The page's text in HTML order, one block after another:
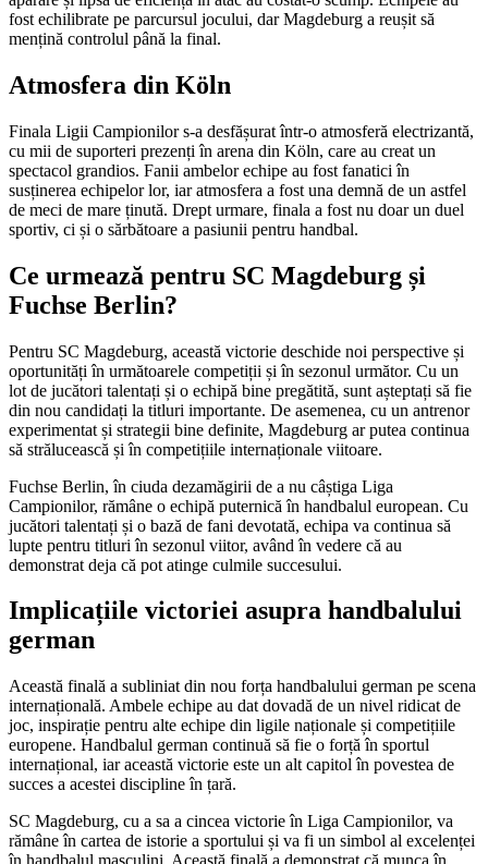
fost echilibrate pe parcursul jocului, dar Magdeburg a reușit să
mențină controlul până la final.
Atmosfera din Köln
Finala Ligii Campionilor s-a desfășurat într-o atmosferă electrizantă,
cu mii de suporteri prezenți în arena din Köln, care au creat un
spectacol grandios. Fanii ambelor echipe au fost fanatici în
susținerea echipelor lor, iar atmosfera a fost una demnă de un astfel
de meci de mare ținută. Drept urmare, finala a fost nu doar un duel
sportiv, ci și o sărbătoare a pasiunii pentru handbal.
Ce urmează pentru SC Magdeburg și
Fuchse Berlin?
Pentru SC Magdeburg, această victorie deschide noi perspective și
oportunități în următoarele competiții și în sezonul următor. Cu un
lot de jucători talentați și o echipă bine pregătită, sunt așteptați să fie
din nou candidați la titluri importante. De asemenea, cu un antrenor
experimentat și strategii bine definite, Magdeburg ar putea continua
să strălucească și în competițiile internaționale viitoare.
Fuchse Berlin, în ciuda dezamăgirii de a nu câștiga Liga
Campionilor, rămâne o echipă puternică în handbalul european. Cu
jucători talentați și o bază de fani devotată, echipa va continua să
lupte pentru titluri în sezonul viitor, având în vedere că au
demonstrat deja că pot atinge culmile succesului.
Implicațiile victoriei asupra handbalului
german
Această finală a subliniat din nou forța handbalului german pe scena
internațională. Ambele echipe au dat dovadă de un nivel ridicat de
joc, inspirație pentru alte echipe din ligile naționale și competițiile
europene. Handbalul german continuă să fie o forță în sportul
internațional, iar această victorie este un alt capitol în povestea de
succes a acestei discipline în țară.
SC Magdeburg, cu a sa a cincea victorie în Liga Campionilor, va
rămâne în cartea de istorie a sportului și va fi un simbol al excelenței